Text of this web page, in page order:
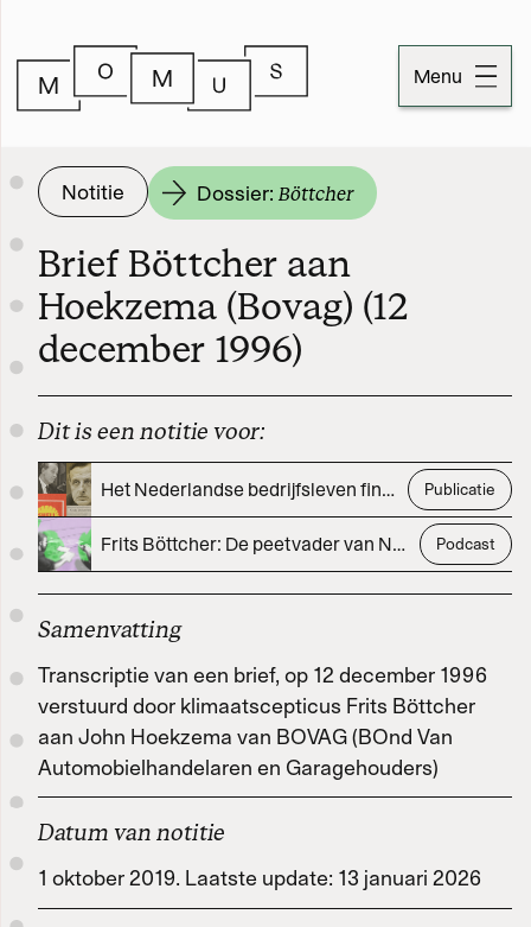
Menu
Dossiers
Publicaties
Momus
Over Momus
Contact
Momus-code
Stichtinginformatie
Werken met Momus
Word meedenker
Word lid
Notitie Dossier: Böttcher
Brief Böttcher aan
Hoekzema (Bovag) (12
december 1996)
Dit is een notitie voor:
Het Nederlandse bedrijfsleven financierde negen jaar lang een klimaatscepticus Publicatie
Frits Böttcher: De peetvader van Nederlandse klimaatsceptici Podcast
Samenvatting
Transcriptie van een brief, op 12 december 1996
verstuurd door klimaatscepticus Frits Böttcher
aan John Hoekzema van BOVAG (BOnd Van
Automobielhandelaren en Garagehouders)
Datum van notitie
1 oktober 2019. Laatste update: 13 januari 2026